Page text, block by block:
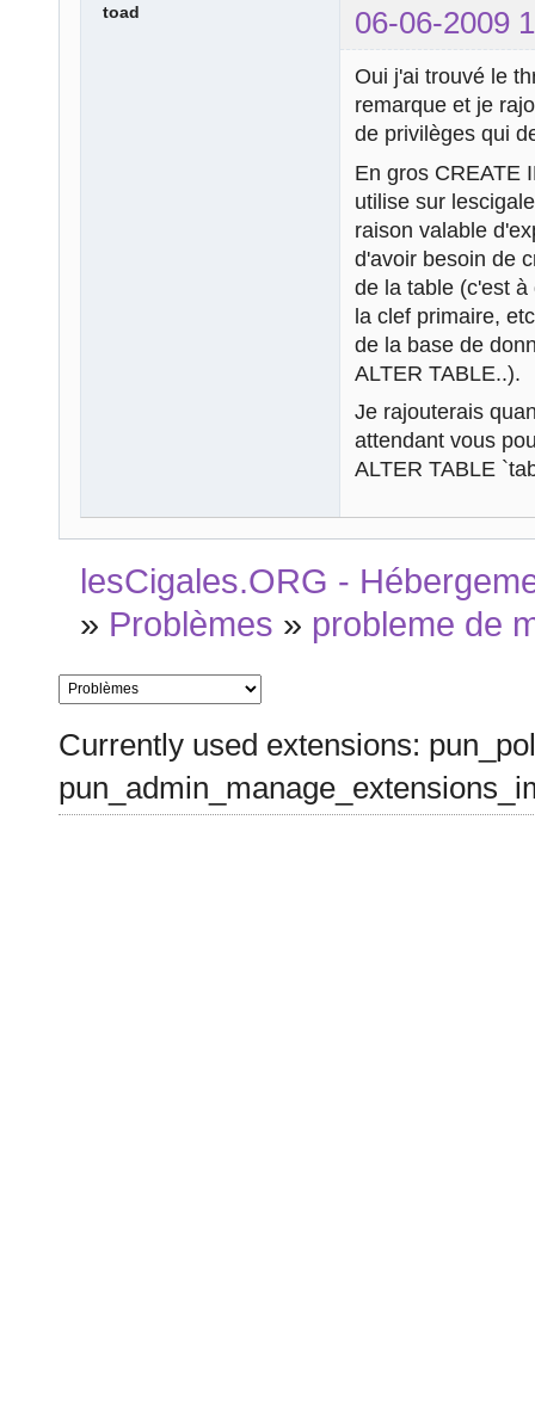
toad 06-06-2009
Oui j'ai trouvé le
remarque et je
de privilèges qui
En gros CREATE
utilise sur
raison valable
d'avoir besoin de
de la table (c'est
la clef primaire,
de la base de
ALTER TABLE..).
Je rajouterais
attendant vous
ALTER TABLE
lesCigales.ORG -
» Problèmes » probleme de
Currently used extensions: